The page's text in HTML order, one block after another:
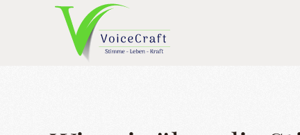
Skip to main content